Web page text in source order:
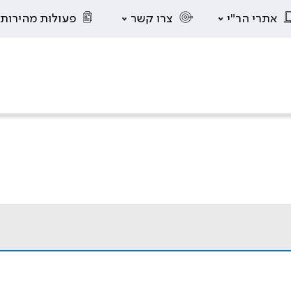
אתרי הר"י צרו קשר פעולות מהירות